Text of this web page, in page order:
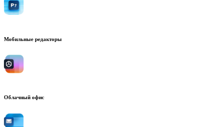
Мобильные редакторы
Облачный офис